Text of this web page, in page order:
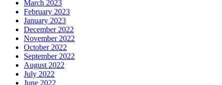
March 2023
February 2023
January 2023
December 2022
November 2022
October 2022
September 2022
August 2022
July 2022
June 2022